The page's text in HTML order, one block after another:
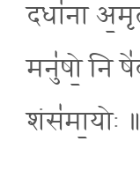
दधा॑ना
मनु॑षो॒ नि
शंस॑मा॒योः ॥